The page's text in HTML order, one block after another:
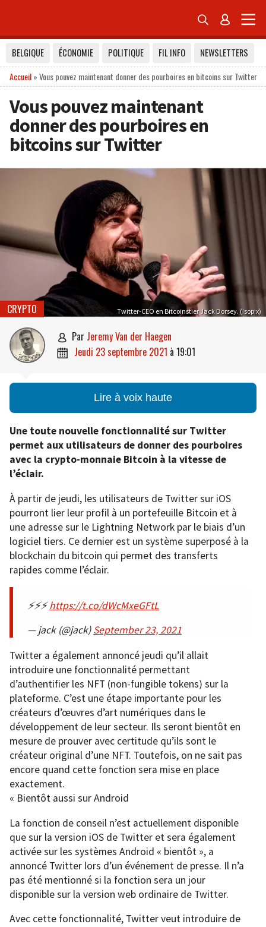
 
BELGIQUE ÉCONOMIE POLITIQUE FIL INFO
NEWSLETTERS
Accueil»Vous pouvez maintenant donner des pourboires en bitcoins sur Twitter
Vous pouvez maintenant
donner des pourboires en
bitcoins sur Twitter
Twitter-CEO en Bitcoinstier Jack Dorsey. (Isopix)
CRYPTO
 par Jeremy Van der Haegen
 jeudi 23 septembre 2021 à 19:01
Lire à voix haute
Une toute nouvelle fonctionnalité sur Twitter
permet aux utilisateurs de donner des pourboires
avec la crypto-monnaie Bitcoin à la vitesse de
l’éclair.
À partir de jeudi, les utilisateurs de Twitter sur iOS
pourront lier leur profil à un portefeuille Bitcoin et à
une adresse sur le Lightning Network par le biais d’un
logiciel tiers. Ce dernier est un système superposé à la
blockchain du bitcoin qui permet des transferts
rapides comme l’éclair.
⚡️⚡️⚡️https://t.co/dWcMxeGFtL
— jack (@jack)September 23, 2021
Twitter a également annoncé jeudi qu’il allait
introduire une fonctionnalité permettant
d’authentifier les NFT (non-fungible tokens) sur la
plateforme. C’est une étape importante pour les
créateurs d’œuvres d’art numériques dans le
développement de leur secteur. Ils seront bientôt en
mesure de prouver avec certitude qu’ils sont le
créateur original d’une NFT. Toutefois, on ne sait pas
encore quand cette fonction sera mise en place
exactement.
« Bientôt aussi sur Android
La fonction de conseil n’est actuellement disponible
que sur la version iOS de Twitter et sera également
activée sur les systèmes Android « bientôt », a
annoncé Twitter lors d’un événement de presse. Il n’a
pas été mentionné si la fonction sera un jour
disponible sur la version web ordinaire de Twitter.
Avec cette fonctionnalité, Twitter veut introduire de